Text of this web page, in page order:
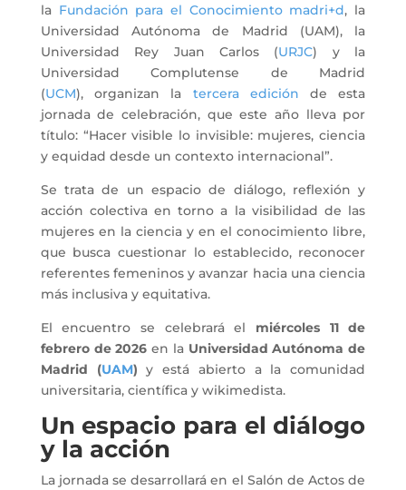
la Fundación para el Conocimiento madri+d, la
Universidad Autónoma de Madrid (UAM), la
Universidad Rey Juan Carlos (URJC) y la
Universidad Complutense de Madrid
(UCM), organizan la tercera edición de esta
jornada de celebración, que este año lleva por
título: “Hacer visible lo invisible: mujeres, ciencia
y equidad desde un contexto internacional”.
Se trata de un espacio de diálogo, reflexión y
acción colectiva en torno a la visibilidad de las
mujeres en la ciencia y en el conocimiento libre,
que busca cuestionar lo establecido, reconocer
referentes femeninos y avanzar hacia una ciencia
más inclusiva y equitativa.
El encuentro se celebrará el miércoles 11 de
febrero de 2026 en la Universidad Autónoma de
Madrid (UAM) y está abierto a la comunidad
universitaria, científica y wikimedista.
Un espacio para el diálogo
y la acción
La jornada se desarrollará en el Salón de Actos de